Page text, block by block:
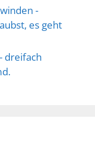
-
es geht
dreifach